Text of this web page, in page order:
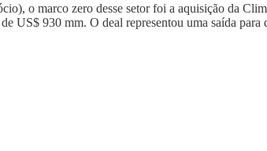
o marco zero desse setor foi a aquisição da
US$ 930 mm. O deal representou uma saída